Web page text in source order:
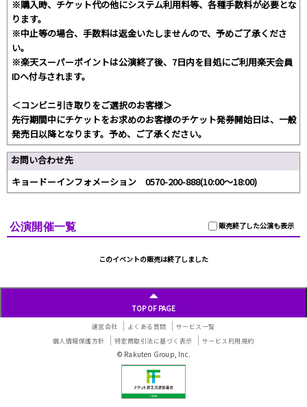
※購入時、チケット代の他にシステム利用料等、各種手数料が必要とな
ります。
※中止等の場合、手数料は返金いたしませんので、予めご了承くださ
い。
※楽天スーパーポイントは公演終了後、7日内を目処にご利用楽天会員
IDへ付与されます。
＜コンビニ引き取りをご選択のお客様＞
先行期間中にチケットをお求めのお客様のチケット発券開始日は、一般
発売日以降となります。予め、ご了承ください。
お問い合わせ先
キョードーインフォメーション 0570-200-888(10:00～18:00)
販売終了した公演も表示
公演開催一覧
このイベントの販売は終了しました
TOP OF PAGE
運営会社 よくある質問
サービス一覧
個人情報保護方針
特定商取引法に基づく表示 サービス利用規約
© Rakuten Group, Inc.